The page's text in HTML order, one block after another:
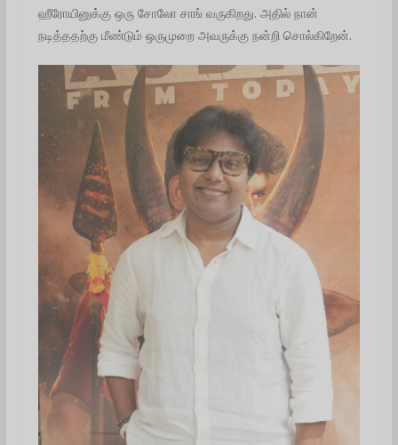
ஹீரோயினுக்கு ஒரு சோலோ சாங் வருகிறது. அதில் நான்
நடித்ததற்கு மீண்டும் ஒருமுறை அவருக்கு நன்றி சொல்கிறேன்.